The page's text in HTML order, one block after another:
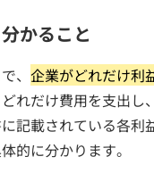
かること
、 企業がどれだけ利
れだけ費用を支出
記載されている各
的に分かります。